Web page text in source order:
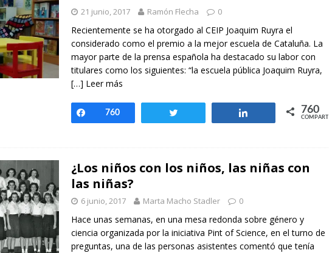
[ 7 enero, 2025 ]
Primaria Prof. Heliodoro Ruiz Castillo
21 junio, 2017 Ramón Flecha 0
Recientemente se ha otorgado al CEIP Joaquim Ruyra el
considerado como el premio a la mejor escuela de Cataluña. La
mayor parte de la prensa española ha destacado su labor con
titulares como los siguientes: “la escuela pública Joaquim Ruyra,
[…] Leer más
Compartir
760 Compartir 760
COMPARTIR
¿Los niños con los niños, las niñas con
las niñas?
6 junio, 2017 Marta Macho Stadler 0
Hace unas semanas, en una mesa redonda sobre género y
ciencia organizada por la iniciativa Pint of Science, en el turno de
preguntas, una de las personas asistentes comentó que tenía